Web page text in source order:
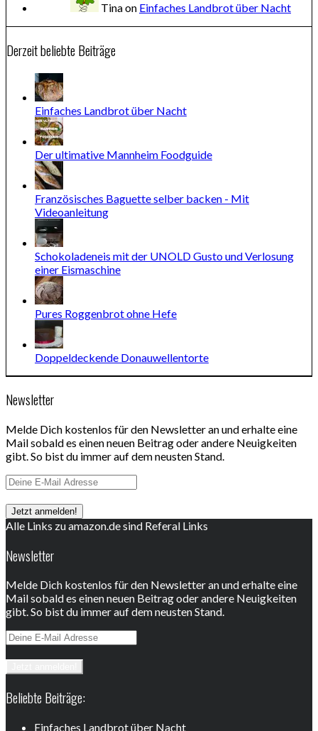
Tinaon Einfaches Landbrot über Nacht
Derzeit beliebte Beiträge
Einfaches Landbrot über Nacht
Der ultimative Mannheim Foodguide
Französisches Baguette selber backen - Mit
Videoanleitung
Schokoladeneis mit der UNOLD Gusto und Verlosung
einer Eismaschine
Pures Roggenbrot ohne Hefe
Doppeldeckende Donauwellentorte
Newsletter
Melde Dich kostenlos für den Newsletter an und erhalte eine
Mail sobald es einen neuen Beitrag oder andere Neuigkeiten
gibt. So bist du immer auf dem neusten Stand.
Alle Links zu amazon.de sind Referal Links
Newsletter
Melde Dich kostenlos für den Newsletter an und erhalte eine
Mail sobald es einen neuen Beitrag oder andere Neuigkeiten
gibt. So bist du immer auf dem neusten Stand.
Beliebte Beiträge:
Einfaches Landbrot über Nacht